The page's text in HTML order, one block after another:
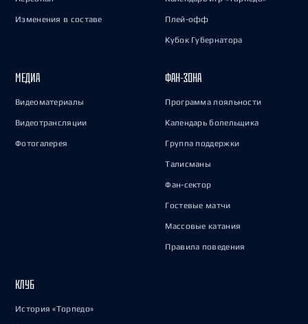
Изменения в составе Плей-офф
Кубок Губернатора
МЕДИА
Видеоматериалы
Видеотрансляции
Фотогалерея
ФАН-ЗОНА
Программа лояльности
Календарь болельщика
Группа поддержки
Талисманы
Фан-сектор
Гостевые матчи
Массовые катания
Правила поведения
КЛУБ
История «Торпедо»